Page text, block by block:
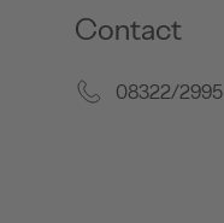
Contact
08322/2995